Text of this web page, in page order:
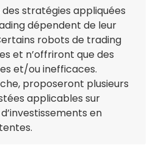
stratégies appliquées
dépendent de leur
robots de trading
et n’offriront que des
et/ou inefficaces.
proposeront plusieurs
applicables sur
en